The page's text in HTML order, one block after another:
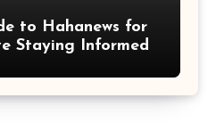
to Hahanews for
Staying Informed